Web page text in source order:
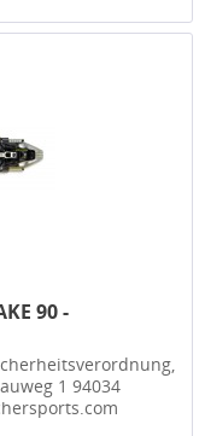
90 -
1 94034